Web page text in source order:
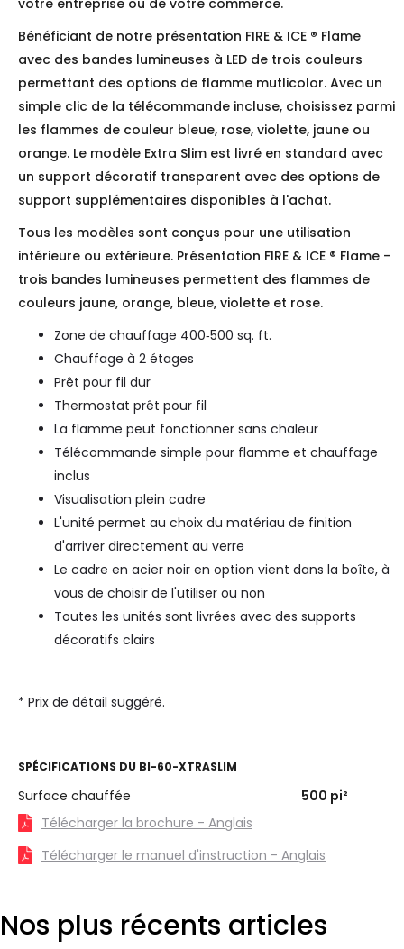
votre entreprise ou de votre commerce.
Bénéficiant de notre présentation FIRE & ICE ® Flame
avec des bandes lumineuses à LED de trois couleurs
permettant des options de flamme mutlicolor. Avec un
simple clic de la télécommande incluse, choisissez parmi
les flammes de couleur bleue, rose, violette, jaune ou
orange. Le modèle Extra Slim est livré en standard avec
un support décoratif transparent avec des options de
support supplémentaires disponibles à l'achat.
Tous les modèles sont conçus pour une utilisation
intérieure ou extérieure. Présentation FIRE & ICE ® Flame -
trois bandes lumineuses permettent des flammes de
couleurs jaune, orange, bleue, violette et rose.
Zone de chauffage 400‐500 sq. ft.
Chauffage à 2 étages
Prêt pour fil dur
Thermostat prêt pour fil
La flamme peut fonctionner sans chaleur
Télécommande simple pour flamme et chauffage
inclus
Visualisation plein cadre
L'unité permet au choix du matériau de finition
d'arriver directement au verre
Le cadre en acier noir en option vient dans la boîte, à
vous de choisir de l'utiliser ou non
Toutes les unités sont livrées avec des supports
décoratifs clairs
* Prix de détail suggéré.
SPÉCIFICATIONS DU BI-60-XTRASLIM
Surface chauffée 500 pi²
Télécharger la brochure - Anglais
Télécharger le manuel d'instruction - Anglais
Nos plus récents articles